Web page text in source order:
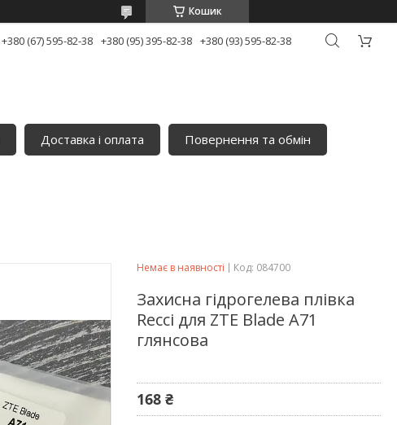
Кошик
+380 (67) 595-82-38 +380 (95) 395-82-38 +380 (93) 595-82-38
Доставка і оплата Повернення та обмін
Немає в наявності Код: 084700
Захисна гідрогелева плівка
Recci для ZTE Blade A71
глянсова
168 ₴